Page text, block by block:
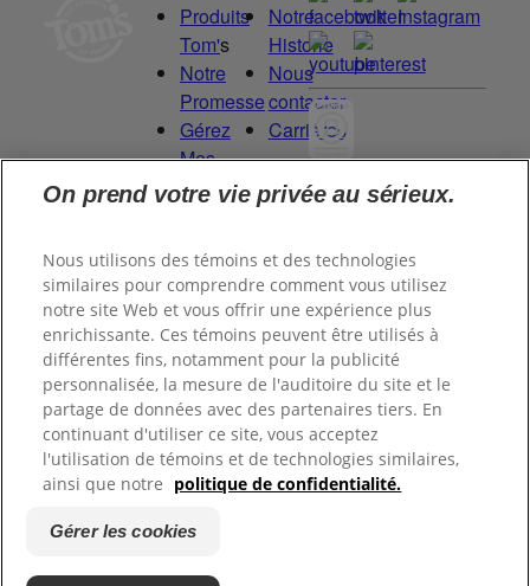
Produits
Tom's
Notre
Promesse
Gérez
Mes
Droits
Notre
Historie
Nous
contacter
Carrières
Committed to
for Good.
Proud to be a
Certified B
Corporation®.
©2026Tom's of Maine, Inc.
Politique de
confidentialité
On prend votre vie privée au sérieux.
Nous utilisons des témoins et des technologies
similaires pour comprendre comment vous utilisez
notre site Web et vous offrir une expérience plus
enrichissante. Ces témoins peuvent être utilisés à
différentes fins, notamment pour la publicité
personnalisée, la mesure de l'auditoire du site et le
partage de données avec des partenaires tiers. En
continuant d'utiliser ce site, vous acceptez
l'utilisation de témoins et de technologies similaires,
ainsi que notre politique de confidentialité.
Gérer les cookies